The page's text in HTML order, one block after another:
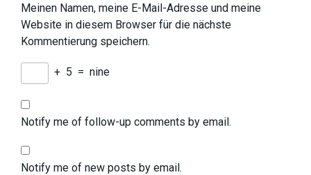
Meinen Namen, meine E-Mail-Adresse und meine
Website in diesem Browser für die nächste
Kommentierung speichern.
+ 5 = nine
Notify me of follow-up comments by email.
Notify me of new posts by email.